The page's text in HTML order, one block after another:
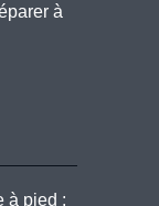
à
à pied :